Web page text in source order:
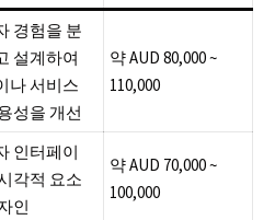
경험을 분
설계하여
나 서비스
성을 개선
약 AUD 80,000 ~
110,000
인터페이
각적 요소
인
약 AUD 70,000 ~
100,000